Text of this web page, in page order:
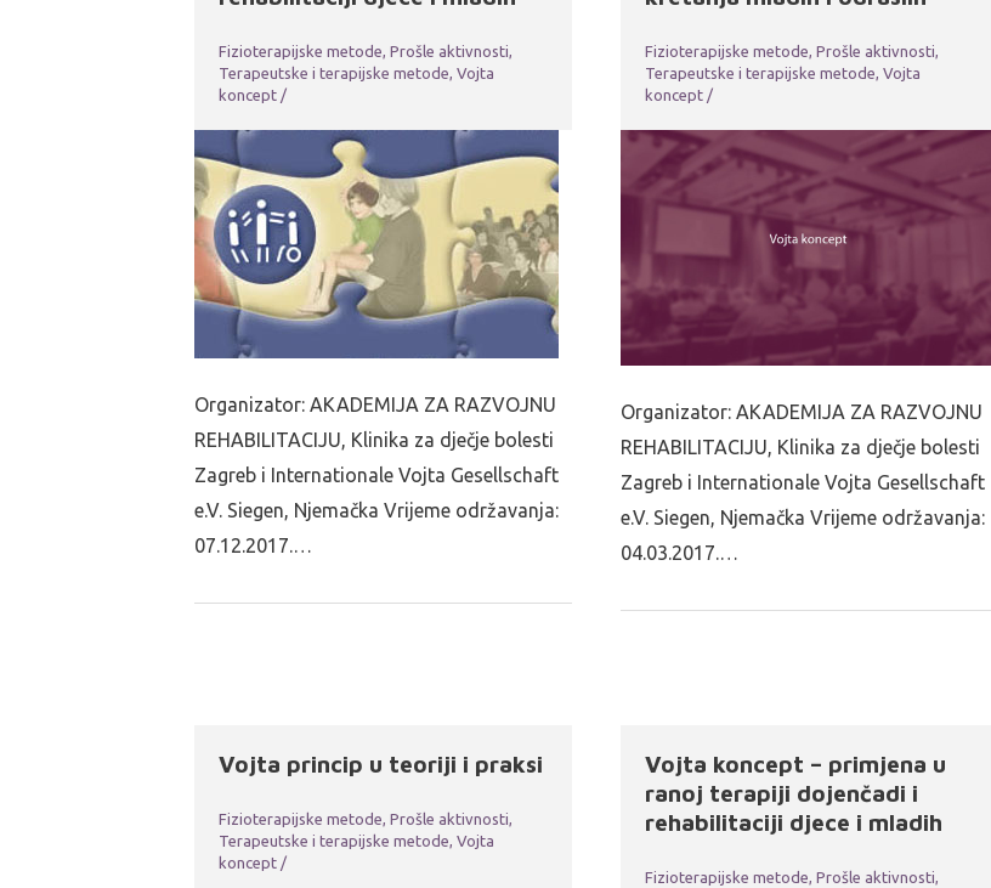
Fizioterapijske metode, Prošle aktivnosti,
Terapeutske i terapijske metode, Vojta
koncept /
Organizator: AKADEMIJA ZA RAZVOJNU
REHABILITACIJU, Klinika za dječje bolesti
Zagreb i Internationale Vojta Gesellschaft
e.V. Siegen, Njemačka Vrijeme održavanja:
07.12.2017.…
Fizioterapijske metode,Prošle aktivnosti,
Terapeutske i terapijske metode,Vojta
koncept /
Organizator: AKADEMIJA ZA RAZVOJNU
REHABILITACIJU, Klinika za dječje bolesti
Zagreb i Internationale Vojta Gesellschaft
e.V. Siegen, Njemačka Vrijeme održavanja:
04.03.2017.…
Vojta princip u teoriji i praksi
Fizioterapijske metode, Prošle aktivnosti,
Terapeutske i terapijske metode, Vojta
koncept /
Vojta koncept – primjena u
ranoj terapiji dojenčadi i
rehabilitaciji djece i mladih
Fizioterapijske metode,Prošle aktivnosti,